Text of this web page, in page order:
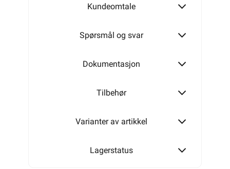
500m
Kundeomtale
Spørsmål og svar
Dokumentasjon
Tilbehør
Varianter av artikkel
Lagerstatus